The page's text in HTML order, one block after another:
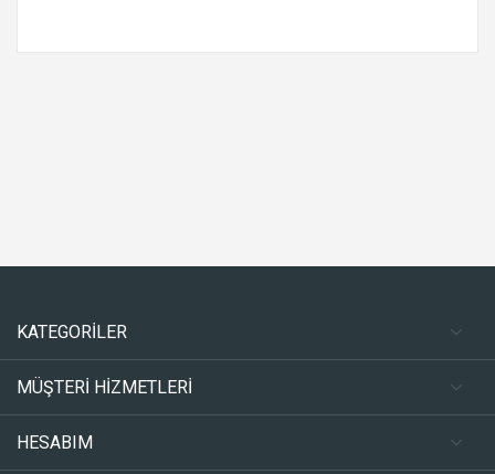
KATEGORİLER
MÜŞTERİ HİZMETLERİ
HESABIM